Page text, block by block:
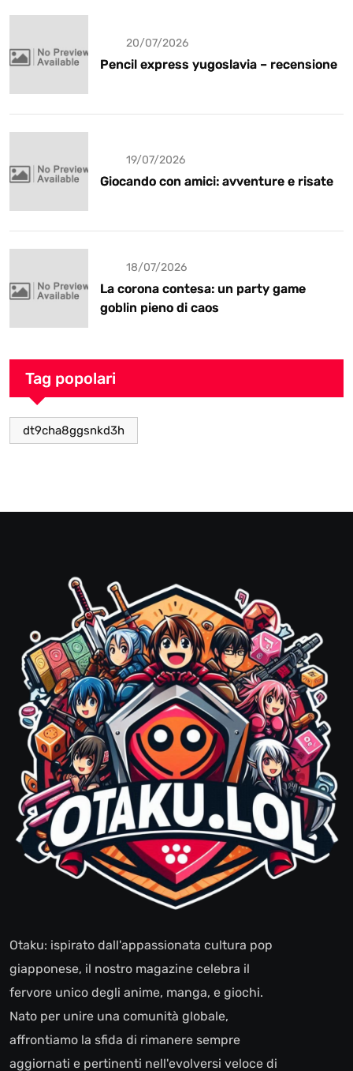
20/07/2026
Pencil express yugoslavia – recensione
19/07/2026
Giocando con amici: avventure e risate
18/07/2026
La corona contesa: un party game
goblin pieno di caos
Tag popolari
dt9cha8ggsnkd3h
Otaku: ispirato dall'appassionata cultura pop
giapponese, il nostro magazine celebra il
fervore unico degli anime, manga, e giochi.
Nato per unire una comunità globale,
affrontiamo la sfida di rimanere sempre
aggiornati e pertinenti nell'evolversi veloce di